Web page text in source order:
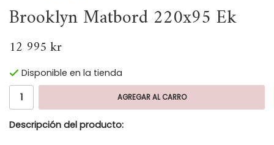
Brooklyn Matbord 220x95 Ek
12 995 kr
Disponible en la tienda
AGREGAR AL CARRO
Descripción del producto: